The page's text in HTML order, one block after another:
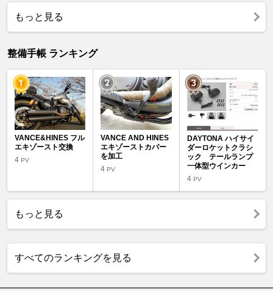
もっと見る
整備手帳 ランキング
VANCE&HINES フル
エキゾースト交換
4 PV
VANCE AND HINES
エキゾーストカバー
を加工
4PV
DAYTONA ハイサイ
ダーロケットクラシ
ック テールランプ
一体型ウインカー
4 PV
もっと見る
すべてのランキングを見る